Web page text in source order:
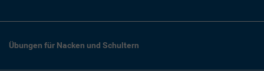
Übungen für Nacken und Schultern